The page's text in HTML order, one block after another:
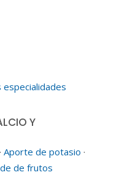
especialidades
Y
· Aporte de potasio ·
de frutos